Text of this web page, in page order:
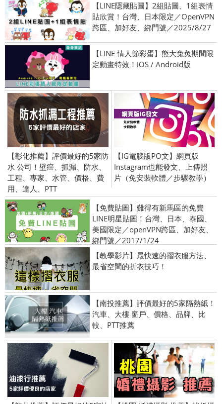
【LINE隱藏貼圖】2組貼圖、1組表情
貼欣賞！台灣、日本限定／OpenVPN
跨區、加好友、綁門號／2025/8/27
【LINE 情人節彩蛋】熊大兔兔期間限
定動畫特效！iOS / Android版
【彰化推薦】評價最好的5家防
水 公司！壁癌、抓漏、防水、
工程、專家、水管、價格、費
用、達人、PTT
【IG電腦版PO文】網頁版
Instagram也能發文、上傳照
片（免安裝軟體／步驟教學）
【免費貼圖】難得有新馬區的免費
LINE明星貼圖！台灣、日本、泰國、
美國限定／openVPN跨區、加好友、
綁門號／2017/1/24
【教學影片】最快速的摺衣服方法、
最省空間的折衣技巧！
【南投推薦】評價最好的5家隔熱紙！
汽車、大樓 窗戶、價格、品牌、比
較、PTT推薦